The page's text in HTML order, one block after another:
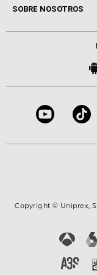
Locutores Europa
Cine y Televisión
Virales
SOBRE NOSOTROS
Bases de
Copyright © Uniprex,